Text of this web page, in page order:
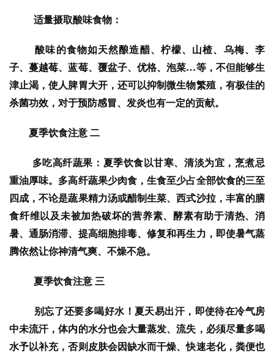
适量摄取酸味食物：
酸味的食物如天然酿造醋、柠檬、山楂、乌梅、李
子、蔓越莓、蓝莓、覆盆子、优格、泡菜…等，不但能够生
津止渴，使人脾胃大开，还可以抑制微生物繁殖，有极佳的
杀菌功效，对于预防感冒、发炎也有一定的贡献。
夏季饮食注意 二
多吃高纤蔬果：夏季饮食以甘寒、清淡为宜，烹煮忌
重油厚味。多高纤蔬果少肉食，生食至少占全部饮食的三至
四成，不论是蔬果精力汤或醋制生菜、西式沙拉，丰富的膳
食纤维以及未被加热破坏的营养素、酵素有助于清热、消
暑、通肠消滞、提高细胞排毒、修复和再生力，即使暑气蒸
腾依然让你神清气爽、不燥不急。
夏季饮食注意 三
别忘了还要多喝好水！夏天易出汗，即使待在冷气房
中未流汗，体内的水分也会大量蒸发、流失，必须尽量多喝
水予以补充，否则皮肤会因缺水而干燥、快速老化，粪便也